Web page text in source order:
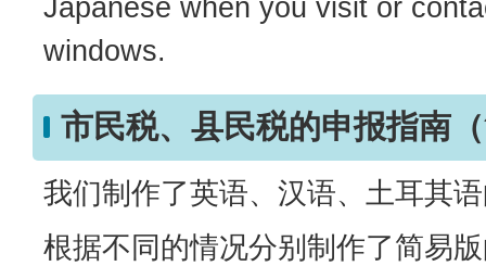
Japanese when you visit or
windows.
市民税、县民税的申报指南
我们制作了英语、汉语、土耳其
根据不同的情况分别制作了简易